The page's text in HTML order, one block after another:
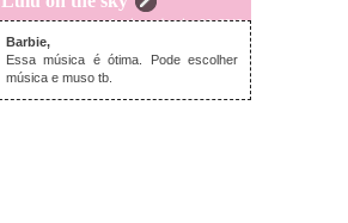
domingo, janeiro 06, 2013
Barbie,
Essa música é ótima. Pode escolher
música e muso tb.